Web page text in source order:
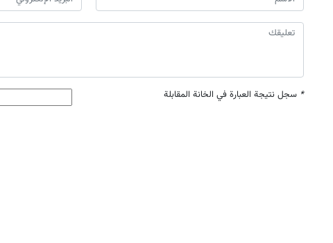
* سجل نتيجة العبارة في الخانة المقابلة